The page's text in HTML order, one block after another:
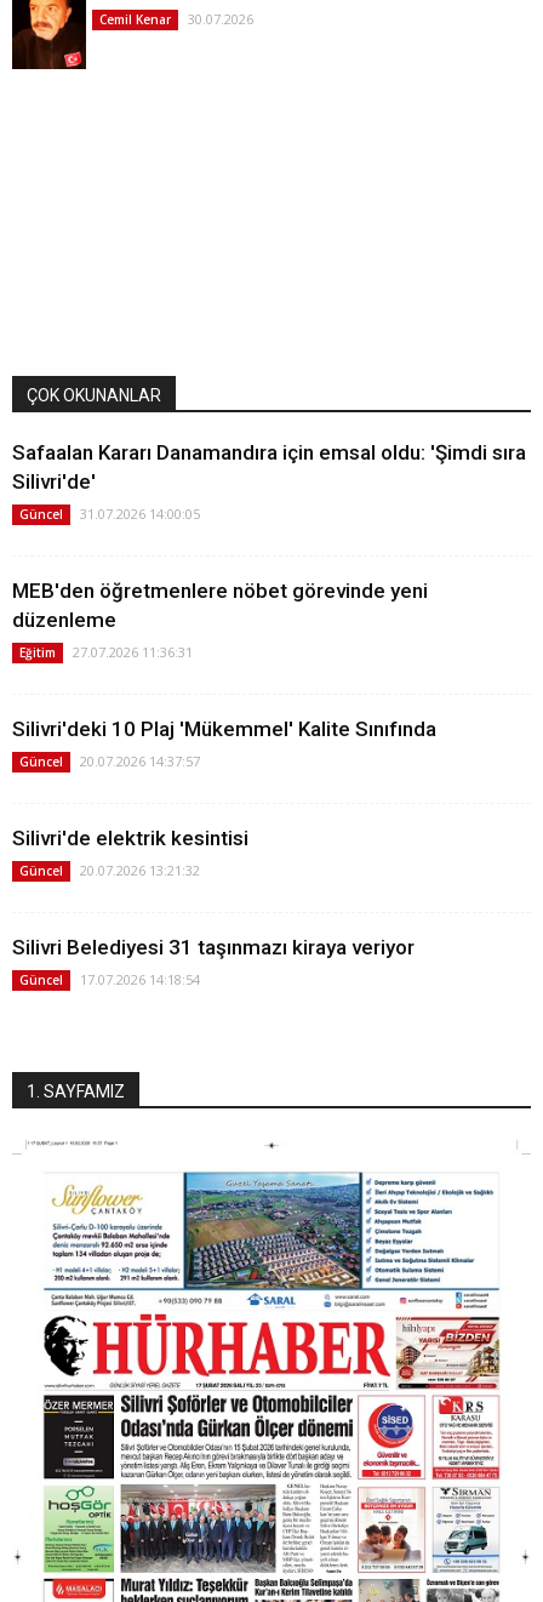
Cemil Kenar 30.07.2026
ÇOK OKUNANLAR
Safaalan Kararı Danamandıra için emsal oldu: 'Şimdi sıra
Silivri'de'
Güncel 31.07.2026 14:00:05
MEB'den öğretmenlere nöbet görevinde yeni
düzenleme
Eğitim 27.07.2026 11:36:31
Silivri'deki 10 Plaj 'Mükemmel' Kalite Sınıfında
Güncel 20.07.2026 14:37:57
Silivri'de elektrik kesintisi
Güncel 20.07.2026 13:21:32
Silivri Belediyesi 31 taşınmazı kiraya veriyor
Güncel 17.07.2026 14:18:54
1. SAYFAMIZ